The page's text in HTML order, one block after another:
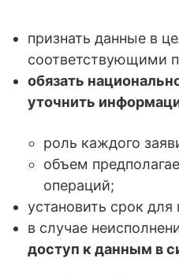
признать данные в
соответствующими
обязать
уточнить
роль каждого
объем
операций;
установить срок
в случае
доступ к данным в